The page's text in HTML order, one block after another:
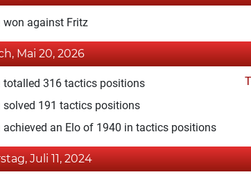
won against Fritz
Mai 20, 2026
totalled 316 tactics positions
solved 191 tactics positions
achieved an Elo of 1940 in tactics positions
Juli 11, 2024